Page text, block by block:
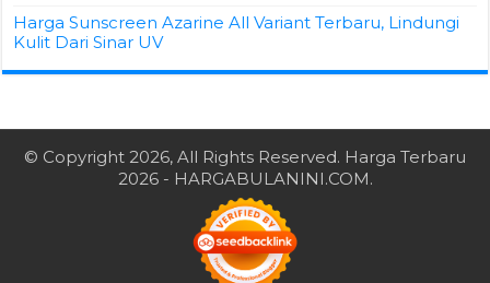
Harga Sunscreen Azarine All Variant Terbaru, Lindungi
Kulit Dari Sinar UV
© Copyright 2026, All Rights Reserved. Harga Terbaru
2026- HARGABULANINI.COM.